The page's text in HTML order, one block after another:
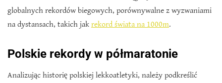
globalnych rekordów biegowych, porównywalne z wyzwaniami
na dystansach, takich jak rekord świata na 1000m.
Polskie rekordy w półmaratonie
Analizując historię polskiej lekkoatletyki, należy podkreślić